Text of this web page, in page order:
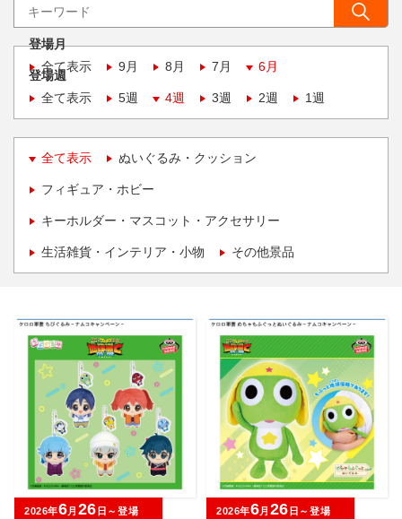
登場月
全て表示
9月 8月 7月 6月
登場週
全て表示
5週 4週 3週 2週 1週
全て表示 ぬいぐるみ・クッション
フィギュア・ホビー
キーホルダー・マスコット・アクセサリー
生活雑貨・インテリア・小物 その他景品
2026年6月 26 日～登場 2026年6月 26 日～登場